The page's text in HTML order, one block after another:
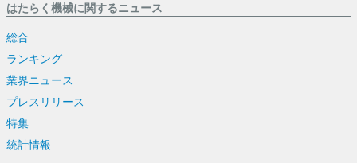
はたらく機械に関するニュース
総合
ランキング
業界ニュース
プレスリリース
特集
統計情報